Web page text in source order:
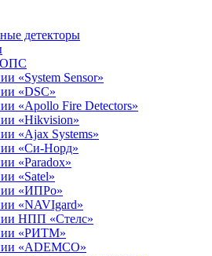
детекторы
ОПС
«System Sensor»
«DSC»
«Apollo Fire Detectors»
«Hikvision»
«Ajax Systems»
«Си-Норд»
«Paradox»
«Satel»
«ИПРо»
«NAVIgard»
НПП «Стелс»
«РИТМ»
«ADEMCO»